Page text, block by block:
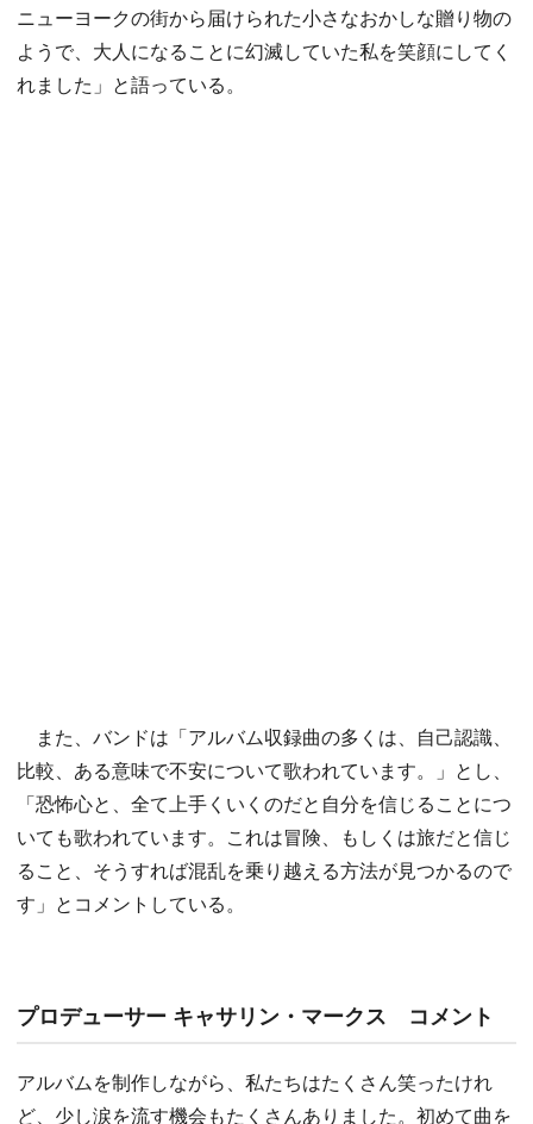
ニューヨークの街から届けられた小さなおかしな贈り物の
ようで、大人になることに幻滅していた私を笑顔にしてく
れました」と語っている。
また、バンドは「アルバム収録曲の多くは、自己認識、
比較、ある意味で不安について歌われています。」とし、
「恐怖心と、全て上手くいくのだと自分を信じることにつ
いても歌われています。これは冒険、もしくは旅だと信じ
ること、そうすれば混乱を乗り越える方法が見つかるので
す」とコメントしている。
プロデューサー キャサリン・マークス コメント
アルバムを制作しながら、私たちはたくさん笑ったけれ
ど、少し涙を流す機会もたくさんありました。初めて曲を